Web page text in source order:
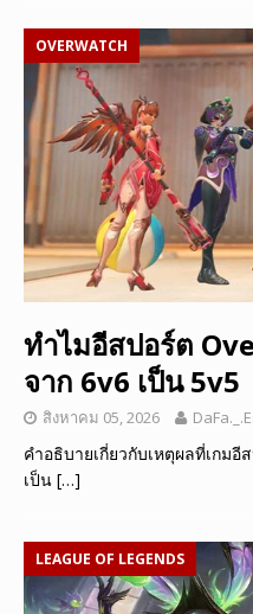
OVERWATCH
ทำไมอีสปอร์ต
จาก 6v6 เป็น 5v5
สิงหาคม 05, 2026
คำอธิบายเกี่ยวกับเหตุผลที่เกมอี
เป็น […]
LEAGUE OF LEGENDS